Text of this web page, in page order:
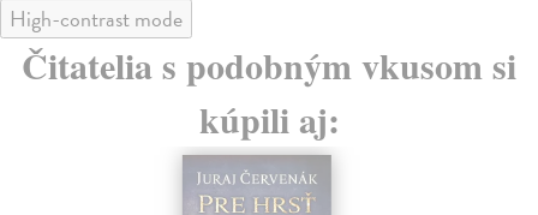
High-contrast mode
Čitatelia s podobným vkusom si
kúpili aj: